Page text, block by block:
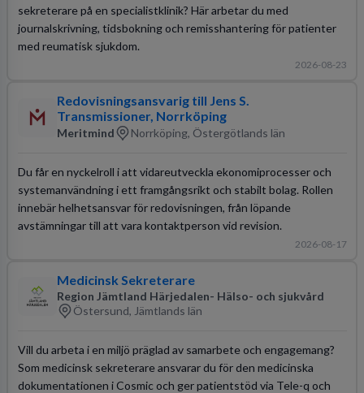
sekreterare på en specialistklinik? Här arbetar du med
journalskrivning, tidsbokning och remisshantering för patienter
med reumatisk sjukdom.
2026-08-23
Redovisningsansvarig till Jens S.
Transmissioner, Norrköping
Meritmind Norrköping, Östergötlands län
Du får en nyckelroll i att vidareutveckla ekonomiprocesser och
systemanvändning i ett framgångsrikt och stabilt bolag. Rollen
innebär helhetsansvar för redovisningen, från löpande
avstämningar till att vara kontaktperson vid revision.
2026-08-17
Medicinsk Sekreterare
Region Jämtland Härjedalen- Hälso- och sjukvård
Östersund, Jämtlands län
Vill du arbeta i en miljö präglad av samarbete och engagemang?
Som medicinsk sekreterare ansvarar du för den medicinska
dokumentationen i Cosmic och ger patientstöd via Tele-q och